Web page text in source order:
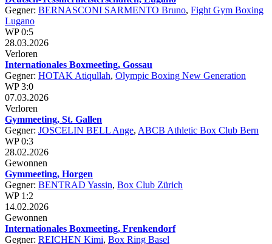
Gegner: BERNASCONI SARMENTO Bruno, Fight Gym Boxing
Lugano
WP 0:5
28.03.2026
Verloren
Internationales Boxmeeting, Gossau
Gegner: HOTAK Atiqullah, Olympic Boxing New Generation
WP 3:0
07.03.2026
Verloren
Gymmeeting, St. Gallen
Gegner: JOSCELIN BELL Ange, ABCB Athletic Box Club Bern
WP 0:3
28.02.2026
Gewonnen
Gymmeeting, Horgen
Gegner: BENTRAD Yassin, Box Club Zürich
WP 1:2
14.02.2026
Gewonnen
Internationales Boxmeeting, Frenkendorf
Gegner: REICHEN Kimi, Box Ring Basel